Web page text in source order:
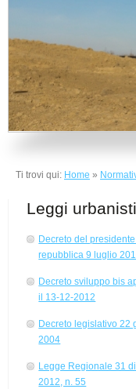
Ti trovi qui: Home »
Leggi
Decreto del
repubblica 9 luglio
Decreto sviluppo bis
il 13-12-2012
Decreto legislativo 22
2004
Legge Regionale 31
2012, n. 55